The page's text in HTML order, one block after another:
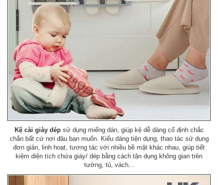
Kệ cài giày dépsử dụng miếng dán, giúp kệ dễ dàng cố định chắc
chắn bất cứ nơi đâu bạn muốn. Kiểu dáng tiện dụng, thao tác sử dụng
đơn giản, linh hoạt, tương tác với nhiều bề mặt khác nhau, giúp tiết
kiệm diện tích chứa giáy/ dép bằng cách tận dụng không gian trên
tường, tủ, vách...